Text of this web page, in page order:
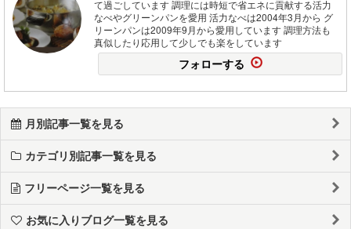
て過ごしています 調理には時短で省エネに貢献する活力
なべやグリーンパンを愛用 活力なべは2004年3月から グ
リーンパンは2009年9月から愛用しています 調理方法も
真似したり応用して少しでも楽をしています
フォローする
月別記事一覧を見る
カテゴリ別記事一覧を見る
フリーページ一覧を見る
お気に入りブログ一覧を見る